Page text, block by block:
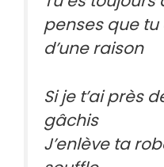
penses que
d’une raison
Si je t’ai près
gâchis
J’enlève ta